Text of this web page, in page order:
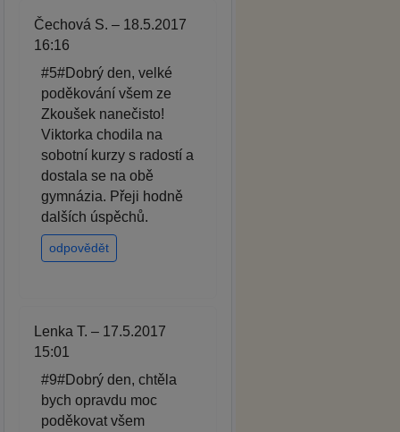
Čechová S. – 18.5.2017
16:16
#5#Dobrý den, velké
poděkování všem ze
Zkoušek nanečisto!
Viktorka chodila na
sobotní kurzy s radostí a
dostala se na obě
gymnázia. Přeji hodně
dalších úspěchů.
odpovědět
Lenka T. – 17.5.2017
15:01
#9#Dobrý den, chtěla
bych opravdu moc
poděkovat všem